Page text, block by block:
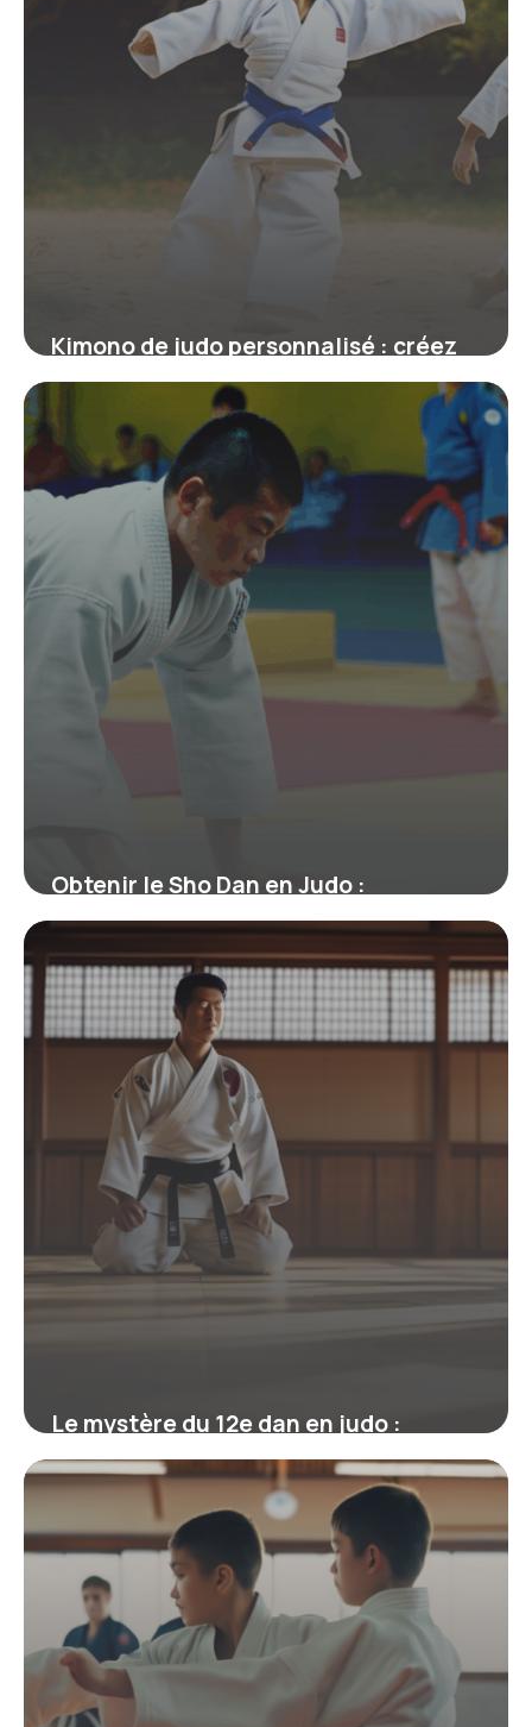
Kimono de judo personnalisé : créez
un judogi unique à votre image
19 juin 2026
Obtenir le Sho Dan en Judo :
Signification, Parcours et Enjeux
19 juin 2026
Le mystère du 12e dan en judo :
mythe, réalité et héritage de Jigoro
Kano
19 juin 2026